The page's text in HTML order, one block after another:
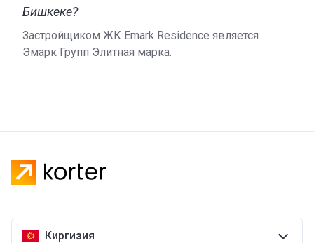
Бишкеке?
Застройщиком ЖК Emark Residence является
Эмарк Групп Элитная марка.
Киргизия